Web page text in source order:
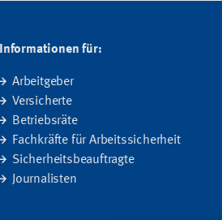
Informationen für:
Arbeitgeber
Versicherte
Betriebsräte
Fachkräfte für Arbeitssicherheit
Sicherheitsbeauftragte
Journalisten